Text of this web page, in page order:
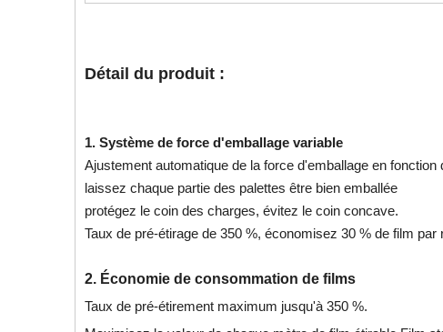
Détail du produit :
1. Système de force d'emballage variable
Ajustement automatique de la force d'emballage en fonction
laissez chaque partie des palettes être bien emballée
protégez le coin des charges, évitez le coin concave.
Taux de pré-étirage de 350 %, économisez 30 % de film
2. Économie de consommation de films
Taux de pré-étirement maximum jusqu'à 350 %.